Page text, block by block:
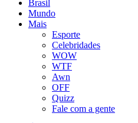
Brasil
Mundo
Mais
Esporte
Celebridades
WOW
WTF
Awn
OFF
Quizz
Fale com a gente